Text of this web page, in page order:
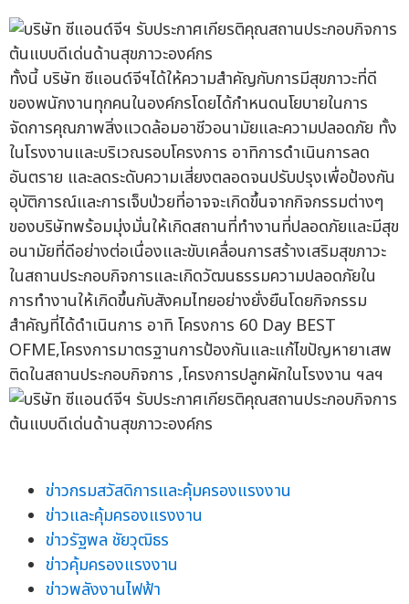
ทั้งนี้ บริษัท ซีแอนด์จีฯได้ให้ความสำคัญกับการมีสุขภาวะที่ดี
ของพนักงานทุกคนในองค์กรโดยได้กำหนดนโยบายในการ
จัดการคุณภาพสิ่งแวดล้อมอาชีวอนามัยและความปลอดภัย ทั้ง
ในโรงงานและบริเวณรอบโครงการ อาทิการดำเนินการลด
อันตราย และลดระดับความเสี่ยงตลอดจนปรับปรุงเพื่อป้องกัน
อุบัติการณ์และการเจ็บป่วยที่อาจจะเกิดขึ้นจากกิจกรรมต่างๆ
ของบริษัทพร้อมมุ่งมั่นให้เกิดสถานที่ทำงานที่ปลอดภัยและมีสุข
อนามัยที่ดีอย่างต่อเนื่องและขับเคลื่อนการสร้างเสริมสุขภาวะ
ในสถานประกอบกิจการและเกิดวัฒนธรรมความปลอดภัยใน
การทำงานให้เกิดขึ้นกับสังคมไทยอย่างยั่งยืนโดยกิจกรรม
สำคัญที่ได้ดำเนินการ อาทิ โครงการ 60 Day BEST
OFME,โครงการมาตรฐานการป้องกันและแก้ไขปัญหายาเสพ
ติดในสถานประกอบกิจการ ,โครงการปลูกผักในโรงงาน ฯลฯ
ข่าวกรมสวัสดิการและคุ้มครองแรงงาน
ข่าวและคุ้มครองแรงงาน
ข่าวรัฐพล ชัยวุฒิธร
ข่าวคุ้มครองแรงงาน
ข่าวพลังงานไฟฟ้า